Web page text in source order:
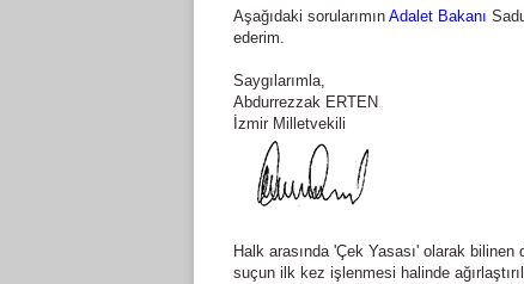
Aşağıdaki sorularımın Adalet Bakanı
ederim.
Saygılarımla,
Abdurrezzak ERTEN
İzmir Milletvekili
Halk arasında 'Çek Yasası' olarak bilinen
suçun ilk kez işlenmesi halinde